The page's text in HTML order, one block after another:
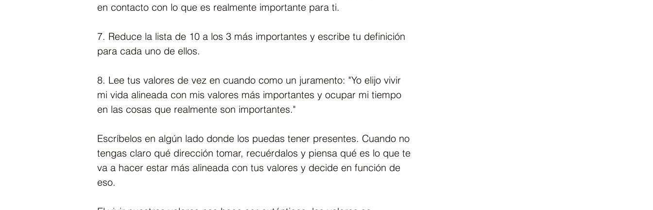
en contacto con lo que es realmente importante para ti.
7. Reduce la lista de 10 a los 3 más importantes y escribe tu definición
para cada uno de ellos.
8. Lee tus valores de vez en cuando como un juramento: "Yo elijo vivir
mi vida alineada con mis valores más importantes y ocupar mi tiempo
en las cosas que realmente son importantes."
Escríbelos en algún lado donde los puedas tener presentes. Cuando no
tengas claro qué dirección tomar, recuérdalos y piensa qué es lo que te
va a hacer estar más alineada con tus valores y decide en función de
eso.